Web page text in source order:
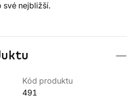
své nejbližší.
Kód produktu
491